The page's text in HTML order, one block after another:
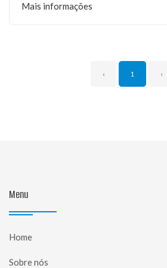
Mais informações
‹ 1 ›
Menu
Home
Sobre nós